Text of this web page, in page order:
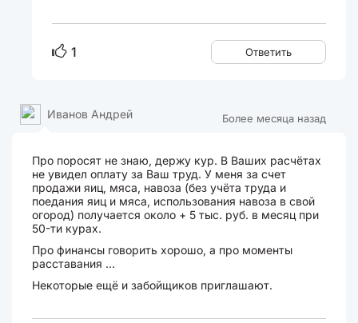
1 Ответить
Более месяца назад
Иванов Андрей
Про поросят не знаю, держу кур. В Ваших расчётах
не увидел оплату за Ваш труд. У меня за счет
продажи яиц, мяса, навоза (без учёта труда и
поедания яиц и мяса, использования навоза в свой
огород) получается около + 5 тыс. руб. в месяц при
50-ти курах.
Про финансы говорить хорошо, а про моменты
расставания ...
Некоторые ещё и забойщиков приглашают.